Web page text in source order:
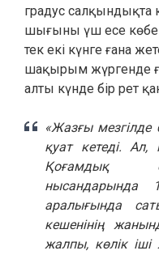
градус салқындықта
шығыны үш есе
тек екі күнге ғана
шақырым жүргенде
алты күнде бір рет
«Жазғы
қуат кетеді. Ал,
Қоғамдық
аралығында
кешенінің
жалпы, көлік